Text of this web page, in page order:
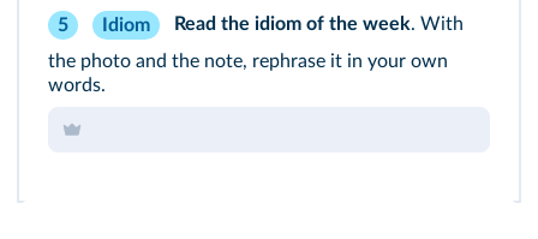
5
Idiom Read the idiom of the week. With
the photo and the note, rephrase it in your own
words.